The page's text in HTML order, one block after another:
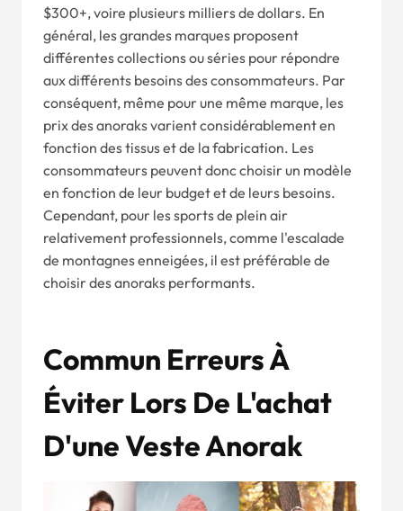
$300+, voire plusieurs milliers de dollars. En
général, les grandes marques proposent
différentes collections ou séries pour répondre
aux différents besoins des consommateurs. Par
conséquent, même pour une même marque, les
prix des anoraks varient considérablement en
fonction des tissus et de la fabrication. Les
consommateurs peuvent donc choisir un modèle
en fonction de leur budget et de leurs besoins.
Cependant, pour les sports de plein air
relativement professionnels, comme l'escalade
de montagnes enneigées, il est préférable de
choisir des anoraks performants.
Commun Erreurs À
Éviter Lors De L'achat
D'une Veste Anorak